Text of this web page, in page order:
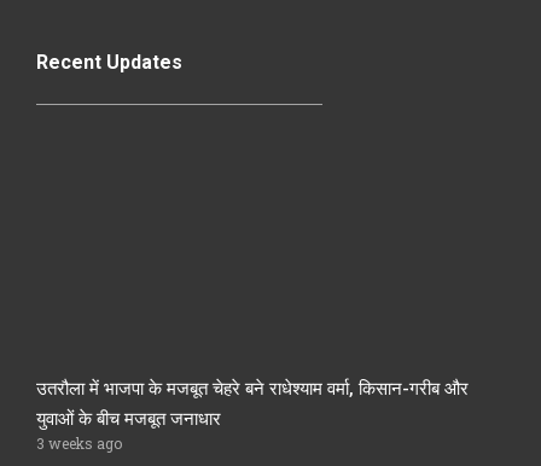
Recent Updates
उतरौला में भाजपा के मजबूत चेहरे बने राधेश्याम वर्मा, किसान-गरीब और
युवाओं के बीच मजबूत जनाधार
3 weeks ago